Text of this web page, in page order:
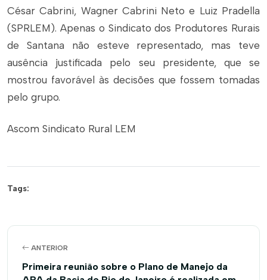
César Cabrini, Wagner Cabrini Neto e Luiz Pradella
(SPRLEM). Apenas o Sindicato dos Produtores Rurais
de Santana não esteve representado, mas teve
ausência justificada pelo seu presidente, que se
mostrou favorável às decisões que fossem tomadas
pelo grupo.
Ascom Sindicato Rural LEM
Tags:
ANTERIOR
Primeira reunião sobre o Plano de Manejo da